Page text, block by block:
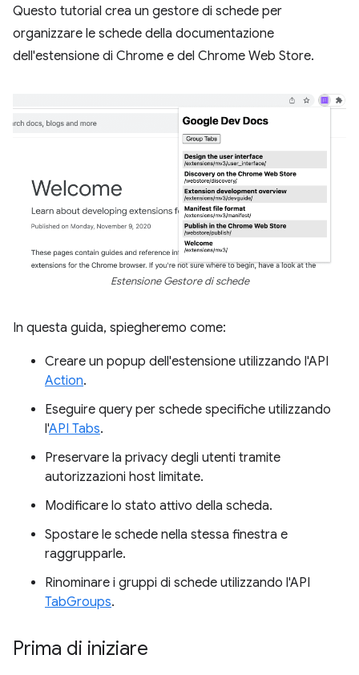
Questo tutorial crea un gestore di schede per
organizzare le schede della documentazione
dell'estensione di Chrome e del Chrome Web Store.
Estensione Gestore di schede
In questa guida, spiegheremo come:
Creare un popup dell'estensione utilizzando l'API
Action.
Eseguire query per schede specifiche utilizzando
l'API Tabs.
Preservare la privacy degli utenti tramite
autorizzazioni host limitate.
Modificare lo stato attivo della scheda.
Spostare le schede nella stessa finestra e
raggrupparle.
Rinominare i gruppi di schede utilizzando l'API
TabGroups.
Prima di iniziare